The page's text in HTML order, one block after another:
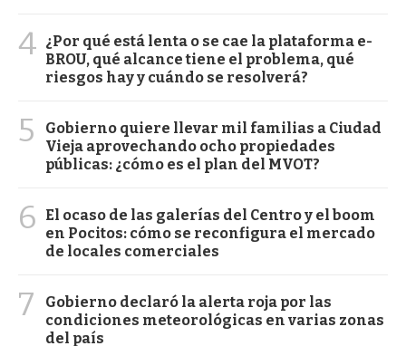
4 ¿Por qué está lenta o se cae la plataforma e-
BROU, qué alcance tiene el problema, qué
riesgos hay y cuándo se resolverá?
5
Gobierno quiere llevar mil familias a Ciudad
Vieja aprovechando ocho propiedades
públicas: ¿cómo es el plan del MVOT?
6
El ocaso de las galerías del Centro y el boom
en Pocitos: cómo se reconfigura el mercado
de locales comerciales
7
Gobierno declaró la alerta roja por las
condiciones meteorológicas en varias zonas
del país